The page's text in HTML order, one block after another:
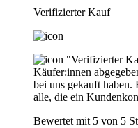
Verifizierter Kauf
"Verifizierter
Käufer:innen
bei uns gekauft haben.
alle, die ein
Bewertet mit 5 von 5